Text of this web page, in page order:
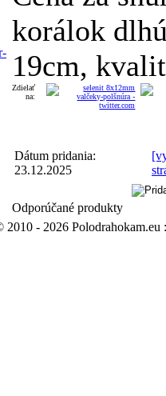
korálok
19cm,
Zdielať
na:
Dátum pridania:
23.12.2025
Odporúčané produkty
2010 - 2026